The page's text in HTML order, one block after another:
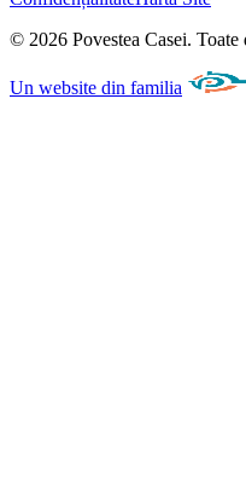
© 2026 Povestea Casei. Toate
Un website din familia